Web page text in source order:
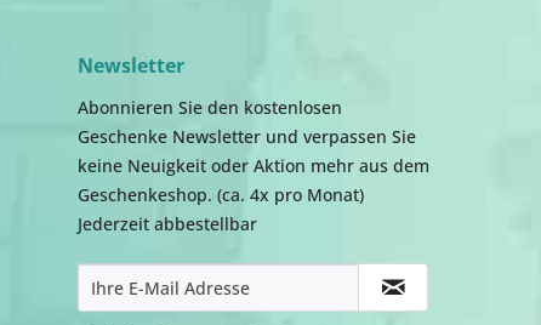
Newsletter
Abonnieren Sie den kostenlosen
Geschenke Newsletter und verpassen Sie
keine Neuigkeit oder Aktion mehr aus dem
Geschenkeshop. (ca. 4x pro Monat)
Jederzeit abbestellbar